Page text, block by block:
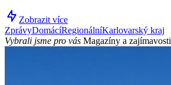
Zobrazit více
ZprávyDomácíRegionálníKarlovarský kraj
Vybrali jsme pro vás Magazíny a zajímavosti